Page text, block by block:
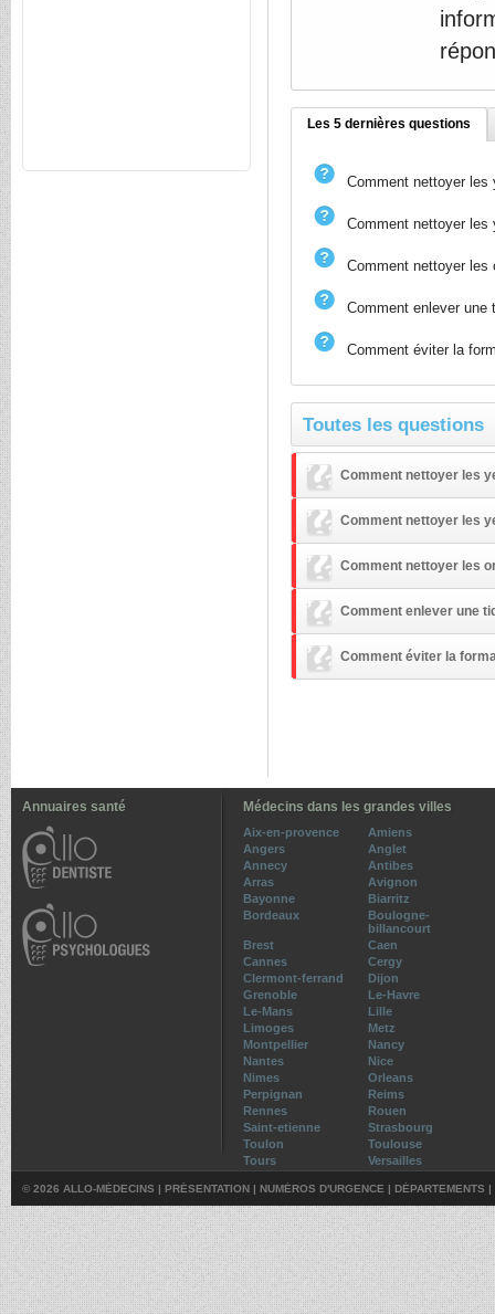
Les 5 dernières questions
Comment nettoyer les
Comment nettoyer les
Comment nettoyer les
Comment enlever une
Comment éviter la
Toutes les questions
Comment nettoyer les
Comment nettoyer les
Comment nettoyer les
Comment enlever une
Comment éviter la
Annuaires santé Médecins dans les grandes villes
Aix-en-provence
Amiens
Angers
Anglet
Annecy
Antibes
Arras
Avignon
Bayonne
Biarritz
Bordeaux
Boulogne-
billancourt
Brest
Caen
Cannes
Cergy
Clermont-ferrand
Dijon
Grenoble
Le-Havre
Le-Mans
Lille
Limoges
Metz
Montpellier
Nancy
Nantes
Nice
Nimes
Orleans
Perpignan
Reims
Rennes
Rouen
Saint-etienne
Strasbourg
Toulon
Toulouse
Tours
Versailles
© 2026 ALLO-MÉDECINS | PRÉSENTATION | NUMÉROS D'URGENCE | DÉPARTEMENTS |